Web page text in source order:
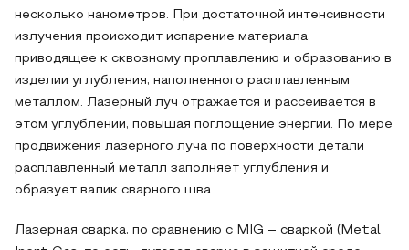
несколько нанометров. При достаточной интенсивности
излучения происходит испарение материала,
приводящее к сквозному проплавлению и образованию в
изделии углубления, наполненного расплавленным
металлом. Лазерный луч отражается и рассеивается в
этом углублении, повышая поглощение энергии. По мере
продвижения лазерного луча по поверхности детали
расплавленный металл заполняет углубления и
образует валик сварного шва.
Лазерная сварка, по сравнению с MIG – сваркой (Metal